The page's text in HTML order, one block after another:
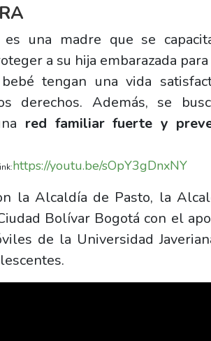
una madre que se
a su hija embarazada
tengan una vida
derechos. Además, se
red familiar fuerte y
https://youtu.be/sOpY3gDnxNY
la Alcaldía de Pasto, la
Bolívar Bogotá con el
de la Universidad